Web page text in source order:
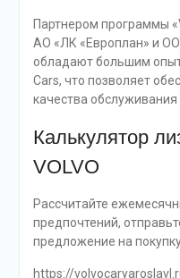
Партнером программы
АО «ЛК «Европлан» и
обладают большим
Cars, что позволяет
качества обслуживания
Калькулятор
VOLVO
Рассчитайте
предпочтений,
предложение на
https://